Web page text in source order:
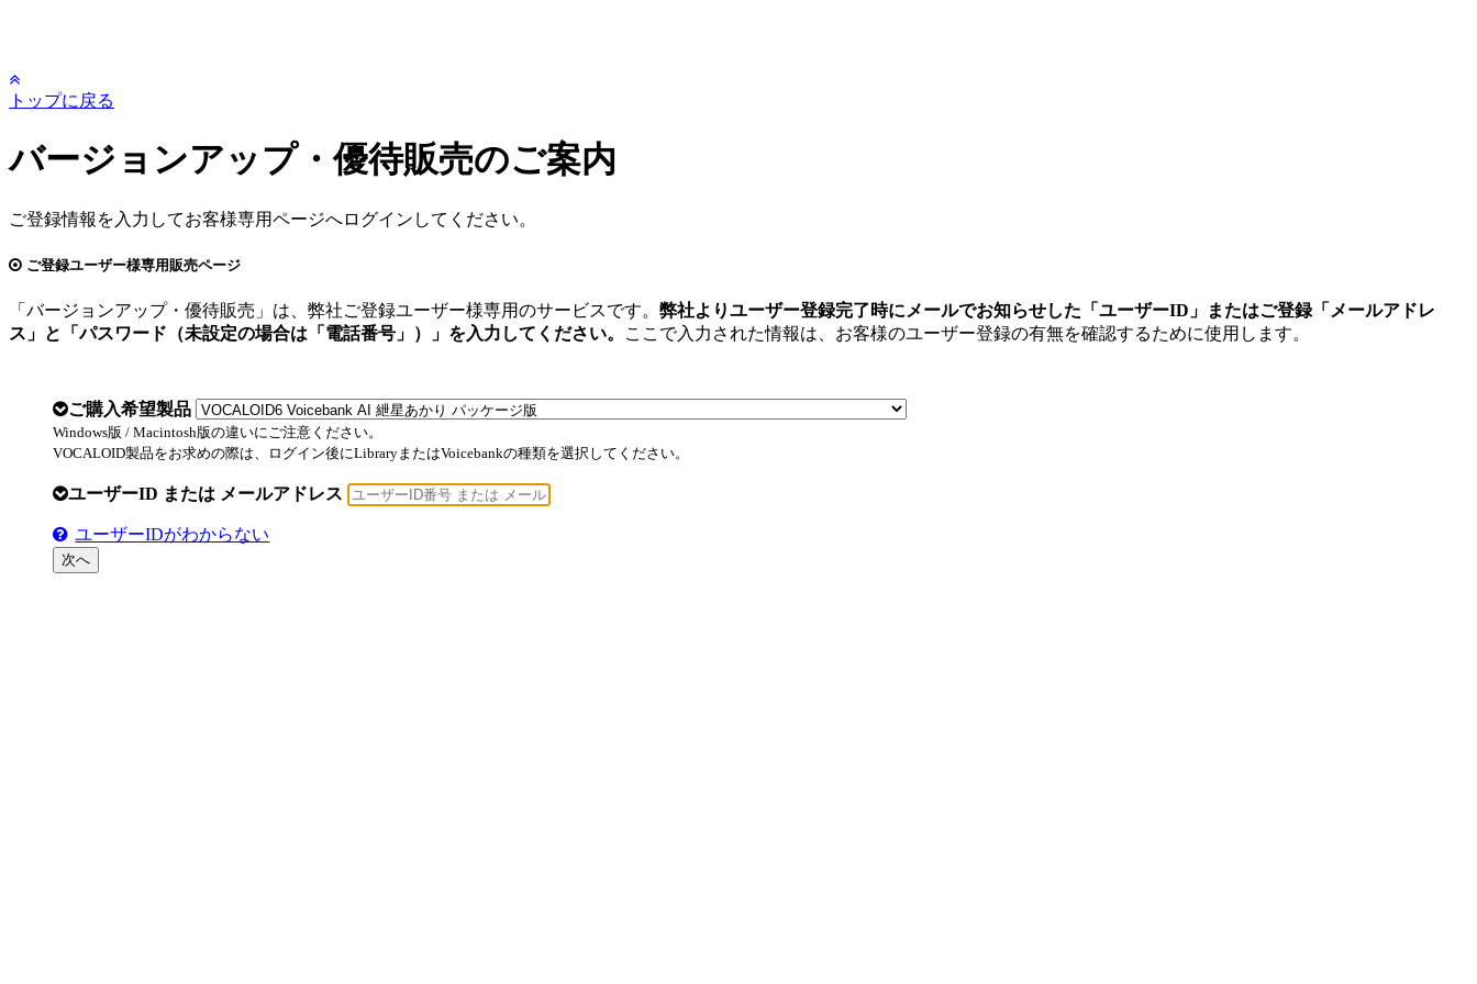
トップに戻る
バージョンアップ・優待販売のご案内
ご登録情報を入力してお客様専用ページへログインしてください。
ご登録ユーザー様専用販売ページ
「バージョンアップ・優待販売」は、弊社ご登録ユーザー様専用のサービスです。 弊社よりユーザー登録完了時にメールでお知らせした「ユーザーID」またはご登録「メールアドレ
ス」と「パスワード（未設定の場合は「電話番号」）」を入力してください。
ここで入力された情報は、お客様のユーザー登録の有無を確認するために使用します。
ご購入希望製品
Windows版 / Macintosh版の違いにご注意ください。
VOCALOID製品をお求めの際は、ログイン後にLibraryまたはVoicebankの種類を選択してください。
ユーザーID または メールアドレス
ユーザーIDがわからない
次へ